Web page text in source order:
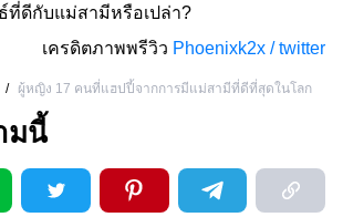
ดีกับแม่สามีหรือเปล่า?
เครดิตภาพพรีวิว Phoenixk2x / twitter
/ ผู้หญิง 17 คนที่แฮปปี้จากการมีแม่สามีที่ดีที่สุดในโลก
มนี้